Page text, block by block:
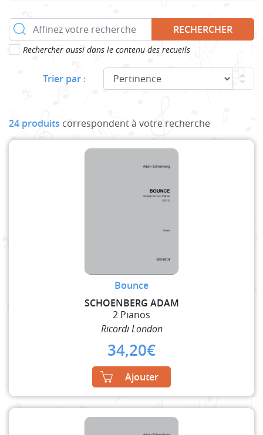
RECHERCHER
Rechercher aussi dans le contenu des recueils
Trier par :
24 produits correspondent à votre recherche
Bounce
SCHOENBERG ADAM
2 Pianos
Ricordi London
34,20€
Ajouter